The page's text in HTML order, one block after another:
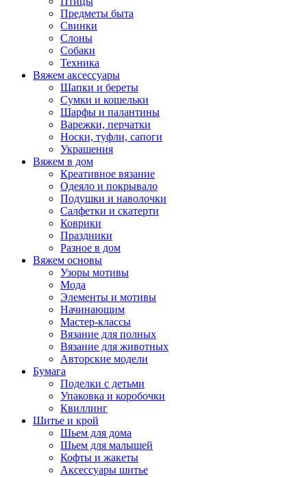
Предметы быта
Свинки
Слоны
Собаки
Техника
Вяжем аксессуары
Шапки и береты
Сумки и кошельки
Шарфы и палантины
Варежки, перчатки
Носки, туфли, сапоги
Украшения
Вяжем в дом
Креативное вязание
Одеяло и покрывало
Подушки и наволочки
Салфетки и скатерти
Коврики
Праздники
Разное в дом
Вяжем основы
Узоры мотивы
Мода
Элементы и мотивы
Начинающим
Мастер-классы
Вязание для полных
Вязание для животных
Авторские модели
Бумага
Поделки с детьми
Упаковка и коробочки
Квиллинг
Шитье и крой
Шьем для дома
Шьем для малышей
Кофты и жакеты
Аксессуары шитье